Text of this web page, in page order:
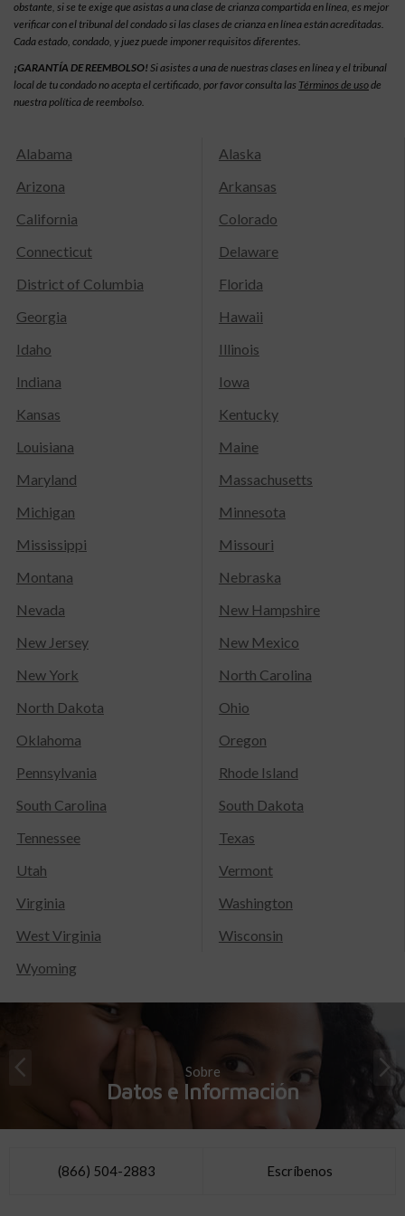
obstante, si se te exige que asistas a una clase de crianza compartida en línea, es mejor
verificar con el tribunal del condado si las clases de crianza en línea están acreditadas.
Cada estado, condado, y juez puede imponer requisitos diferentes.
¡GARANTÍA DE REEMBOLSO! Si asistes a una de nuestras clases en línea y el tribunal
local de tu condado no acepta el certificado, por favor consulta las Términos de usode
nuestra política de reembolso.
Alabama
Alaska
Arizona
Arkansas
California
Colorado
Connecticut
Delaware
District of Columbia
Florida
Georgia
Hawaii
Idaho
Illinois
Indiana
Iowa
Kansas
Kentucky
Louisiana
Maine
Maryland
Massachusetts
Michigan
Minnesota
Mississippi
Missouri
Montana
Nebraska
Nevada
New Hampshire
New Jersey
New Mexico
New York
North Carolina
North Dakota
Ohio
Oklahoma
Oregon
Pennsylvania
Rhode Island
South Carolina
South Dakota
Tennessee
Texas
Utah
Vermont
Virginia
Washington
West Virginia
Wisconsin
Wyoming
Sobre
Datos e Información
(866) 504-2883 Escríbenos